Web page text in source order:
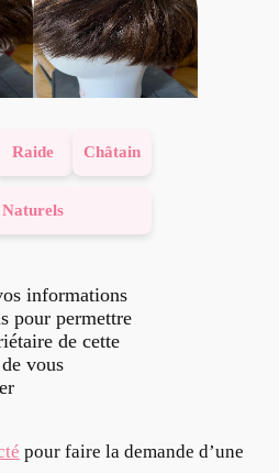
Raide Châtain
Naturels
informations
pour permettre
de cette
vous
pour faire la demande d’une